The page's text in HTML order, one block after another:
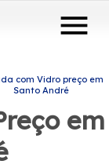
menu
com Vidro preço em
Santo André
em